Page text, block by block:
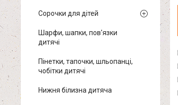
Сорочки для дітей
Шарфи, шапки, пов'язки
дитячі
Пінетки, тапочки, шльопанці,
чобітки дитячі
Нижня білизна дитяча